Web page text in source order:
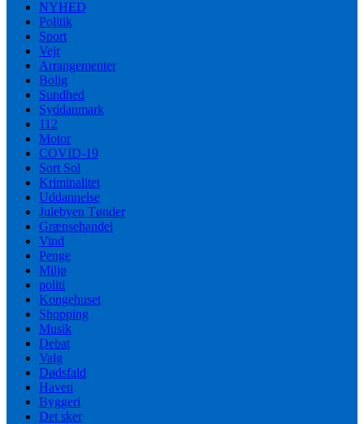
NYHED
Politik
Sport
Vejr
Arrangementer
Bolig
Sundhed
Syddanmark
112
Motor
COVID-19
Sort Sol
Kriminalitet
Uddannelse
Julebyen Tønder
Grænsehandel
Vind
Penge
Miljø
politi
Kongehuset
Shopping
Musik
Debat
Valg
Dødsfald
Haven
Byggeri
Det sker